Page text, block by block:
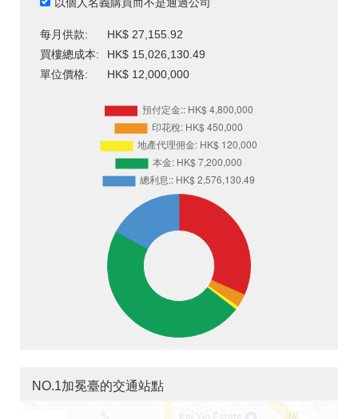
以個人名義購買而不是通過公司
每月供款:
HK$ 27,155.92
買樓總成本:
HK$ 15,026,130.49
單位價格:
HK$ 12,000,000
NO.1加冕臺的交通站點